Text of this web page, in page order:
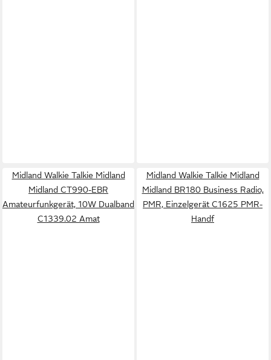
Midland Walkie Talkie Midland
Midland CT990-EBR
Amateurfunkgerät, 10W Dualband
C1339.02 Amat
Midland Walkie Talkie Midland
Midland BR180 Business Radio,
PMR, Einzelgerät C1625 PMR-
Handf